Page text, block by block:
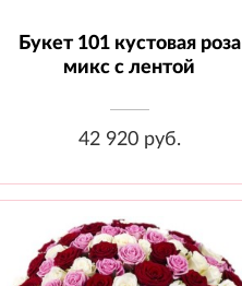
Состав: Роза кустовая - 101 шт.,
Лента
Букет 101 кустовая роза
микс с лентой
42 920 руб.